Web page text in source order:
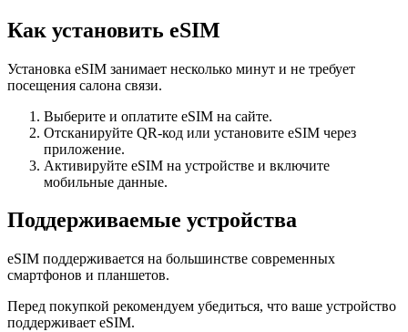
Как установить eSIM
Установка eSIM занимает несколько минут и не требует
посещения салона связи.
Выберите и оплатите eSIM на сайте.
Отсканируйте QR-код или установите eSIM через
приложение.
Активируйте eSIM на устройстве и включите
мобильные данные.
Поддерживаемые устройства
eSIM поддерживается на большинстве современных
смартфонов и планшетов.
Перед покупкой рекомендуем убедиться, что ваше устройство
поддерживает eSIM.